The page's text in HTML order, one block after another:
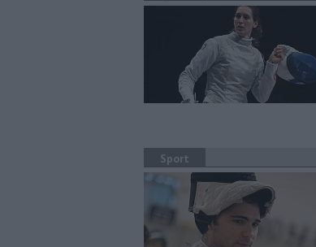
Sport